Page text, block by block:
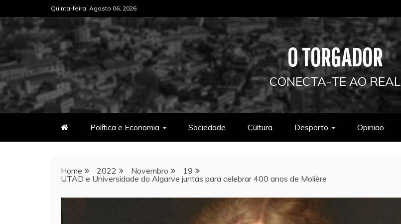
to
content
Quinta-feira, Agosto 06, 2026
O TORGADOR
CONECTA-TE AO REAL
Política e Economia Sociedade Cultura Desporto Opinião
Home 2022 Novembro
19
UTAD e Universidade do Algarve juntas para celebrar 400 anos de Molière